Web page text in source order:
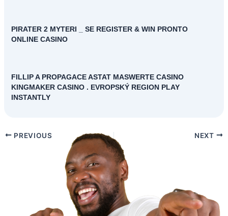
PIRATER 2 MYTERI _ SE REGISTER & WIN PRONTO
ONLINE CASINO
FILLIP A PROPAGACE ASTAT MASWERTE CASINO
KINGMAKER CASINO . EVROPSKÝ REGION PLAY
INSTANTLY
PREVIOUS NEXT